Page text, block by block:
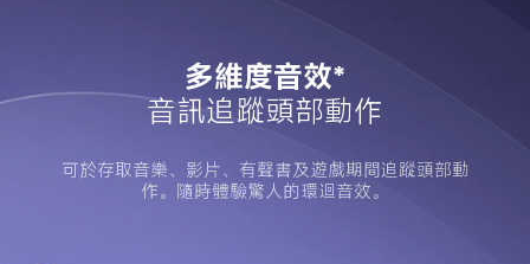
多維度音效*
音訊追蹤頭部動作
可於存取音樂、影片、有聲書及遊戲期間追蹤頭部動
作。隨時體驗驚人的環迴音效。